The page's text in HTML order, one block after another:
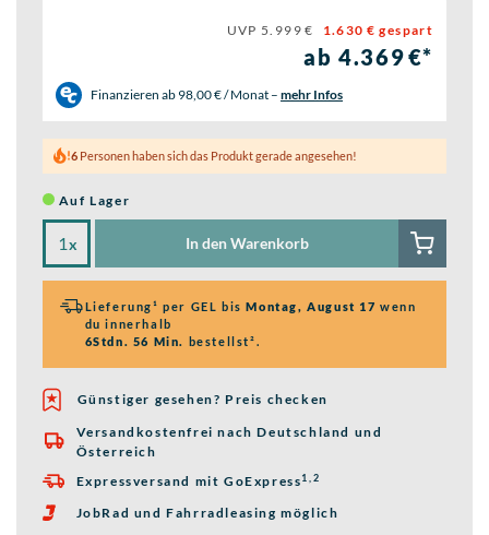
UVP 5.999 € 1.630 € gespart
ab 4.369 €*
Finanzieren ab 98,00 € / Monat – mehr Infos
6 Personen haben sich das Produkt gerade angesehen!
Auf Lager
x In den Warenkorb
Lieferung¹ per GEL bisMontag, August 17 wenn
du innerhalb
6Stdn. 56 Min. bestellst².
Günstiger gesehen? Preis checken

Versandkostenfrei nach Deutschland und
Österreich
 Expressversand mit GoExpress1,2
 JobRad und Fahrradleasing möglich